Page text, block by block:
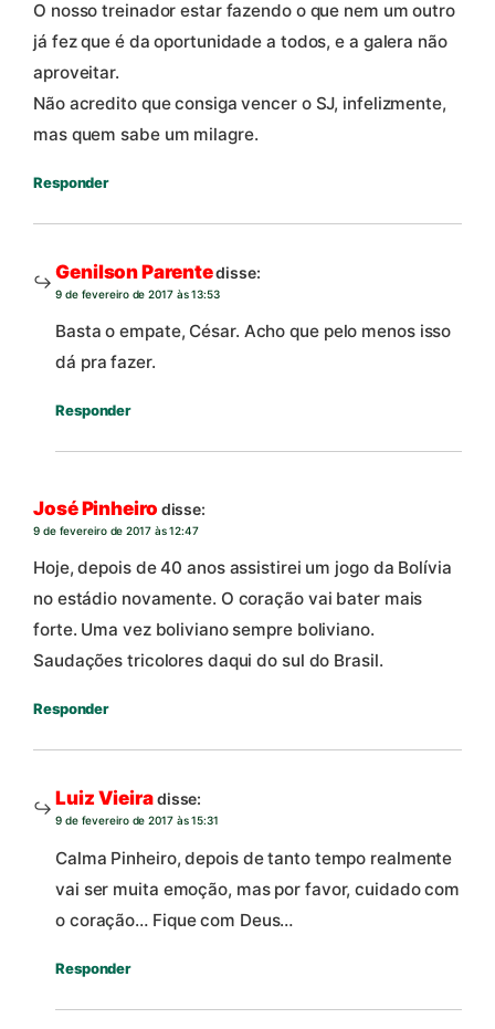
O nosso treinador estar fazendo o que nem um outro
já fez que é da oportunidade a todos, e a galera não
aproveitar.
Não acredito que consiga vencer o SJ, infelizmente,
mas quem sabe um milagre.
Responder
Genilson Parentedisse:
9 de fevereiro de 2017 às 13:53
Basta o empate, César. Acho que pelo menos isso
dá pra fazer.
Responder
José Pinheiro disse:
9 de fevereiro de 2017 às 12:47
Hoje, depois de 40 anos assistirei um jogo da Bolívia
no estádio novamente. O coração vai bater mais
forte. Uma vez boliviano sempre boliviano.
Saudações tricolores daqui do sul do Brasil.
Responder
Luiz Vieiradisse:
9 de fevereiro de 2017 às 15:31
Calma Pinheiro, depois de tanto tempo realmente
vai ser muita emoção, mas por favor, cuidado com
o coração… Fique com Deus…
Responder